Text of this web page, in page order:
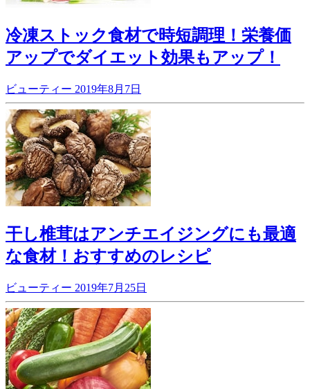
冷凍ストック食材で時短調理！栄養価
アップでダイエット効果もアップ！
ビューティー 2019年8月7日
干し椎茸はアンチエイジングにも最適
な食材！おすすめのレシピ
ビューティー 2019年7月25日